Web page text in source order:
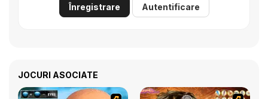
Înregistrare Autentificare
JOCURI ASOCIATE